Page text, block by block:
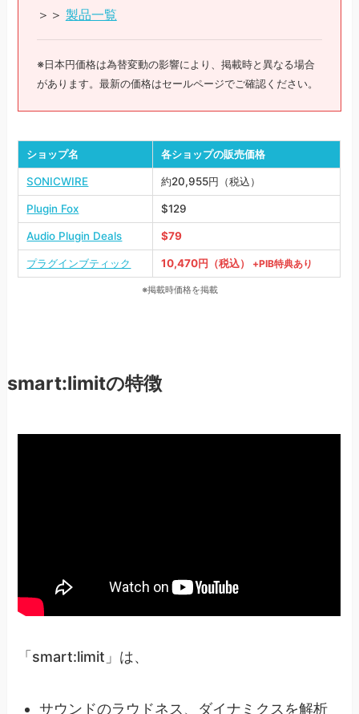
＞＞ 製品一覧
※日本円価格は為替変動の影響により、掲載時と異なる場合
があります。最新の価格はセールページでご確認ください。
ショップ名 各ショップの販売価格
SONICWIRE 約20,955円（税込）
Plugin Fox $129
Audio Plugin Deals $79
プラグインブティック 10,470円（税込） +PIB特典あり
※掲載時価格を掲載
smart:limitの特徴
「smart:limit」は、
サウンドのラウドネス、ダイナミクスを解析